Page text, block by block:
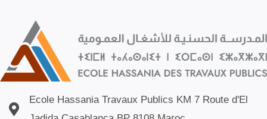
Ecole Hassania Travaux Publics KM 7 Route d'El